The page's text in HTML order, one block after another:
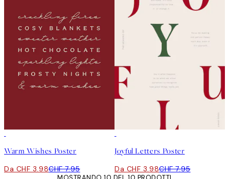
Warm Wishes Poster
Da CHF 3.98CHF 7.95
Joyful Letters Poster
Da CHF 3.98CHF 7.95